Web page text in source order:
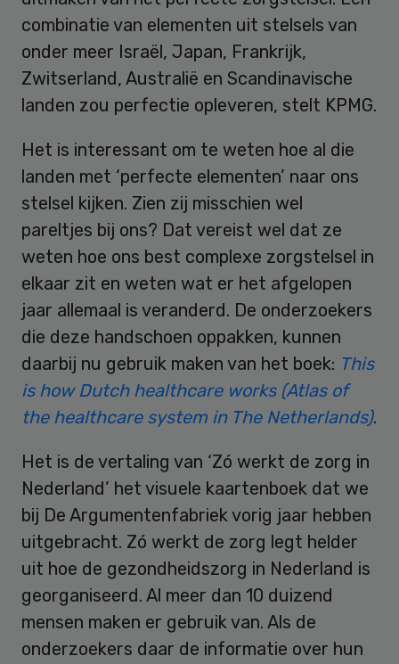
combinatie van elementen uit stelsels van
onder meer Israël, Japan, Frankrijk,
Zwitserland, Australië en Scandinavische
landen zou perfectie opleveren, stelt KPMG.
Het is interessant om te weten hoe al die
landen met ‘perfecte elementen’ naar ons
stelsel kijken. Zien zij misschien wel
pareltjes bij ons? Dat vereist wel dat ze
weten hoe ons best complexe zorgstelsel in
elkaar zit en weten wat er het afgelopen
jaar allemaal is veranderd. De onderzoekers
die deze handschoen oppakken, kunnen
daarbij nu gebruik maken van het boek: This
is how Dutch healthcare works (Atlas of
the healthcare system in The Netherlands).
Het is de vertaling van ‘Zó werkt de zorg in
Nederland’ het visuele kaartenboek dat we
bij De Argumentenfabriek vorig jaar hebben
uitgebracht. Zó werkt de zorg legt helder
uit hoe de gezondheidszorg in Nederland is
georganiseerd. Al meer dan 10 duizend
mensen maken er gebruik van. Als de
onderzoekers daar de informatie over hun